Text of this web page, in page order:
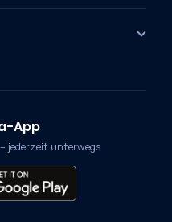
App
jederzeit unterwegs